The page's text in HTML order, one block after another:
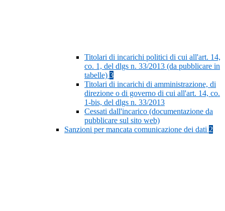
Titolari di incarichi politici di cui all'art. 14,
co. 1, del dlgs n. 33/2013 (da pubblicare in
tabelle) 3
Titolari di incarichi di amministrazione, di
direzione o di governo di cui all'art. 14, co.
1-bis, del dlgs n. 33/2013
Cessati dall'incarico (documentazione da
pubblicare sul sito web)
Sanzioni per mancata comunicazione dei dati 2